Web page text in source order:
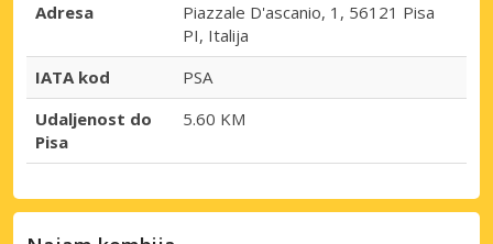
Adresa
Piazzale D'ascanio, 1, 56121 Pisa
PI, Italija
IATA kod
PSA
Udaljenost do
Pisa
5.60 KM